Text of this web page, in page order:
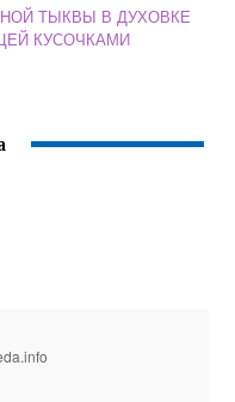
ТЫКВЫ В ДУХОВКЕ
КУСОЧКАМИ